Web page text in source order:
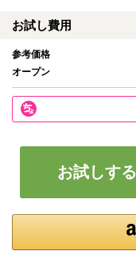
お試し費用
参考価格
オープン
お試しする